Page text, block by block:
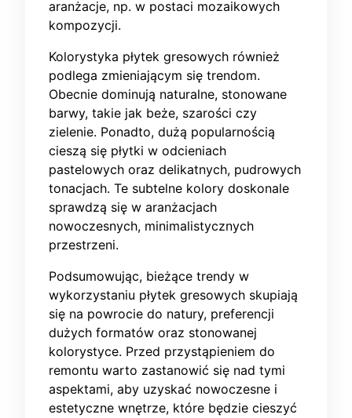
aranżacje, np. w postaci mozaikowych
kompozycji.
Kolorystyka płytek gresowych również
podlega zmieniającym się trendom.
Obecnie dominują naturalne, stonowane
barwy, takie jak beże, szarości czy
zielenie. Ponadto, dużą popularnością
cieszą się płytki w odcieniach
pastelowych oraz delikatnych, pudrowych
tonacjach. Te subtelne kolory doskonale
sprawdzą się w aranżacjach
nowoczesnych, minimalistycznych
przestrzeni.
Podsumowując, bieżące trendy w
wykorzystaniu płytek gresowych skupiają
się na powrocie do natury, preferencji
dużych formatów oraz stonowanej
kolorystyce. Przed przystąpieniem do
remontu warto zastanowić się nad tymi
aspektami, aby uzyskać nowoczesne i
estetyczne wnętrze, które będzie cieszyć